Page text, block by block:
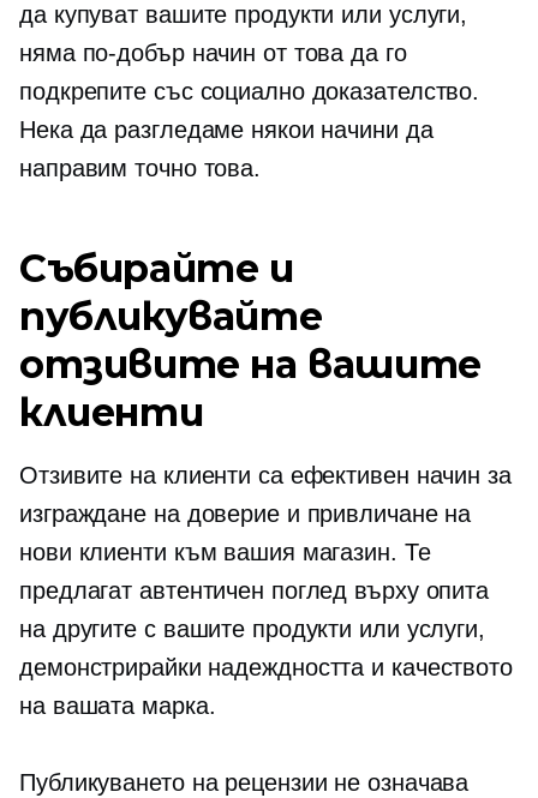
да купуват вашите продукти или услуги,
няма по-добър начин от това да го
подкрепите със социално доказателство.
Нека да разгледаме някои начини да
направим точно това.
Събирайте и
публикувайте
отзивите на вашите
клиенти
Отзивите на клиенти са ефективен начин за
изграждане на доверие и привличане на
нови клиенти към вашия магазин. Те
предлагат автентичен поглед върху опита
на другите с вашите продукти или услуги,
демонстрирайки надеждността и качеството
на вашата марка.
Публикуването на рецензии не означава